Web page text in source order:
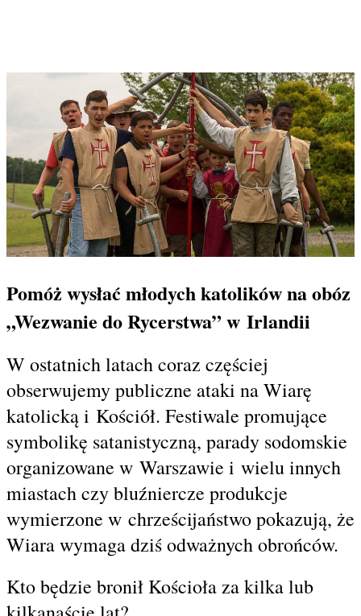
Pomóż wysłać młodych katolików na obóz
„Wezwanie do Rycerstwa” w Irlandii
W ostatnich latach coraz częściej
obserwujemy publiczne ataki na Wiarę
katolicką i Kościół. Festiwale promujące
symbolikę satanistyczną, parady sodomskie
organizowane w Warszawie i wielu innych
miastach czy bluźniercze produkcje
wymierzone w chrześcijaństwo pokazują, że
Wiara wymaga dziś odważnych obrońców.
Kto będzie bronił Kościoła za kilka lub